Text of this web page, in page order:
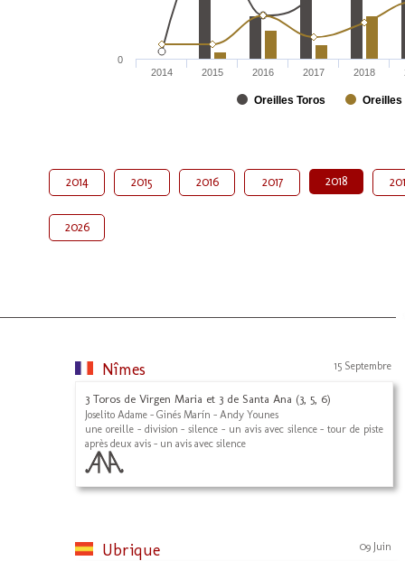
Oreilles Toros Oreilles
2014 2015 2016 2017 2018
0
2014 2015 2016 2017 2018
2026
Nîmes 15 Septembre
3 Toros de Virgen Maria et 3 de Santa Ana (3, 5, 6)
Joselito Adame - Ginés Marín - Andy Younes
une oreille - division - silence - un avis avec silence - tour de piste
après deux avis - un avis avec silence
Ubrique 09 Juin